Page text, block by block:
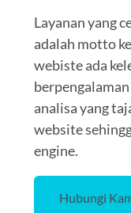
Layanan yang
adalah motto
webiste ada
analisa yang
website
engine.
Hubungi